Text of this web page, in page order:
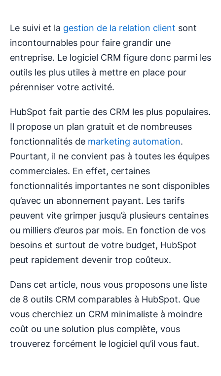
Le suivi et la gestion de la relation client sont
incontournables pour faire grandir une
entreprise. Le logiciel CRM figure donc parmi les
outils les plus utiles à mettre en place pour
pérenniser votre activité.
HubSpot fait partie des CRM les plus populaires.
Il propose un plan gratuit et de nombreuses
fonctionnalités de marketing automation.
Pourtant, il ne convient pas à toutes les équipes
commerciales. En effet, certaines
fonctionnalités importantes ne sont disponibles
qu’avec un abonnement payant. Les tarifs
peuvent vite grimper jusqu’à plusieurs centaines
ou milliers d’euros par mois. En fonction de vos
besoins et surtout de votre budget, HubSpot
peut rapidement devenir trop coûteux.
Dans cet article, nous vous proposons une liste
de 8 outils CRM comparables à HubSpot. Que
vous cherchiez un CRM minimaliste à moindre
coût ou une solution plus complète, vous
trouverez forcément le logiciel qu’il vous faut.